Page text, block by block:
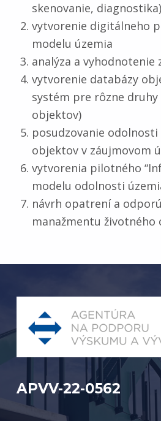
skenovanie, diagnostika)
vytvorenie digitálneho
modelu územia
analýza a vyhodnotenie
vytvorenie databázy
systém pre rôzne druhy
objektov)
posudzovanie odolnosti
objektov v záujmovom
vytvorenia pilotného
modelu odolnosti
návrh opatrení a
manažmentu životného
APVV-22-0562